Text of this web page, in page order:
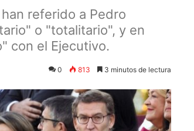
referido a Pedro
o "totalitario", y en
con el Ejecutivo.
0 813 3 minutos de lectura